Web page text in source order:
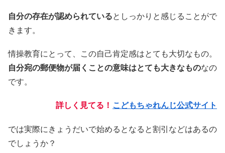
自分の存在が認められているとしっかりと感じることがで
きます。
情操教育にとって、この自己肯定感はとても大切なもの。
自分宛の郵便物が届くことの意味はとても大きなものなの
です。
詳しく見てる！ こどもちゃれんじ公式サイト
では実際にきょうだいで始めるとなると割引などはあるの
でしょうか？